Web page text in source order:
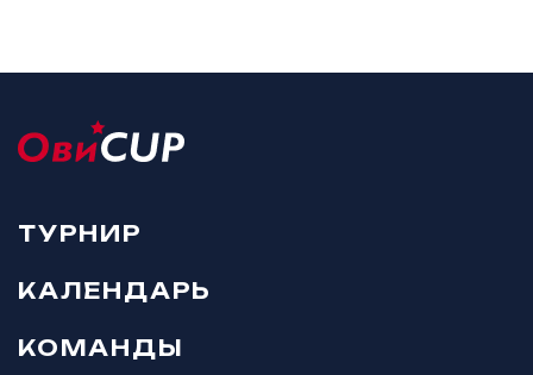
ТУРНИР
КАЛЕНДАРЬ
КОМАНДЫ